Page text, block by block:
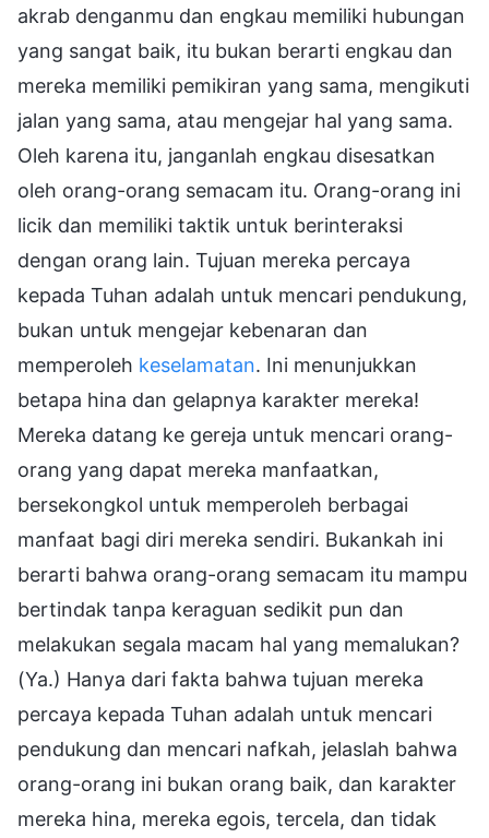
akrab denganmu dan engkau memiliki hubungan
yang sangat baik, itu bukan berarti engkau dan
mereka memiliki pemikiran yang sama, mengikuti
jalan yang sama, atau mengejar hal yang sama.
Oleh karena itu, janganlah engkau disesatkan
oleh orang-orang semacam itu. Orang-orang ini
licik dan memiliki taktik untuk berinteraksi
dengan orang lain. Tujuan mereka percaya
kepada Tuhan adalah untuk mencari pendukung,
bukan untuk mengejar kebenaran dan
memperoleh keselamatan. Ini menunjukkan
betapa hina dan gelapnya karakter mereka!
Mereka datang ke gereja untuk mencari orang-
orang yang dapat mereka manfaatkan,
bersekongkol untuk memperoleh berbagai
manfaat bagi diri mereka sendiri. Bukankah ini
berarti bahwa orang-orang semacam itu mampu
bertindak tanpa keraguan sedikit pun dan
melakukan segala macam hal yang memalukan?
(Ya.) Hanya dari fakta bahwa tujuan mereka
percaya kepada Tuhan adalah untuk mencari
pendukung dan mencari nafkah, jelaslah bahwa
orang-orang ini bukan orang baik, dan karakter
mereka hina, mereka egois, tercela, dan tidak